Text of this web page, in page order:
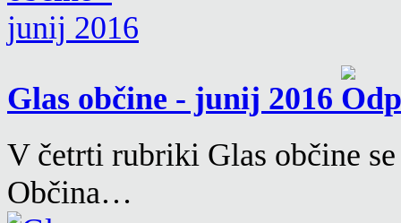
Glas občine - junij 2016
V četrti rubriki Glas občine
Občina…